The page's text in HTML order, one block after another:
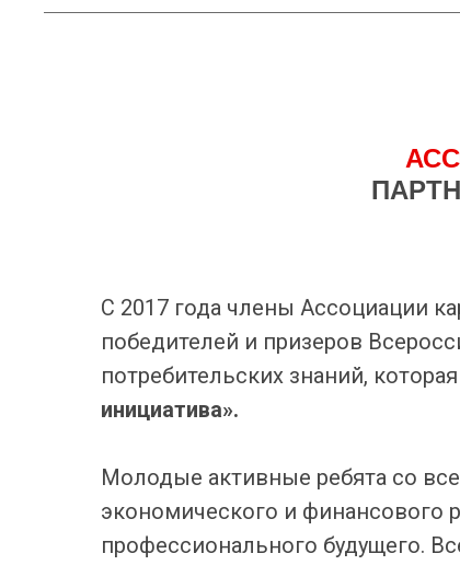
С 2017 года члены Ассоциации
победителей и призеров
потребительских знаний, которая
инициатива».
Молодые активные ребята со
экономического и финансового
профессионального будущего.